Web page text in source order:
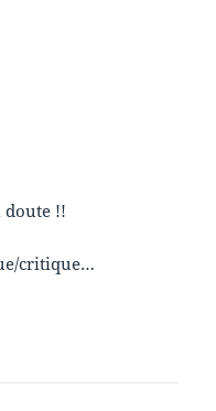
doute !!
critique…